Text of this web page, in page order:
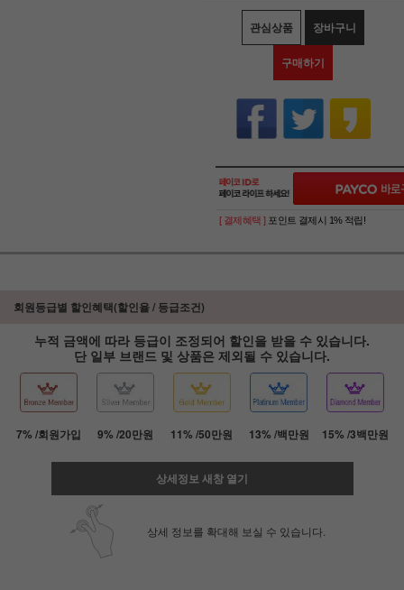
관심상품 장바구니
구매하기
[ 결제혜택 ] 포인트 결제시 1% 적립!
회원등급별 할인혜택(할인율 / 등급조건)
누적 금액에 따라 등급이 조정되어 할인을 받을 수 있습니다.
단 일부 브랜드 및 상품은 제외될 수 있습니다.
7% /회원가입 9% /20만원 11% /50만원 13% /백만원 15% /3백만원
상세정보 새창 열기
상세 정보를 확대해 보실 수 있습니다.